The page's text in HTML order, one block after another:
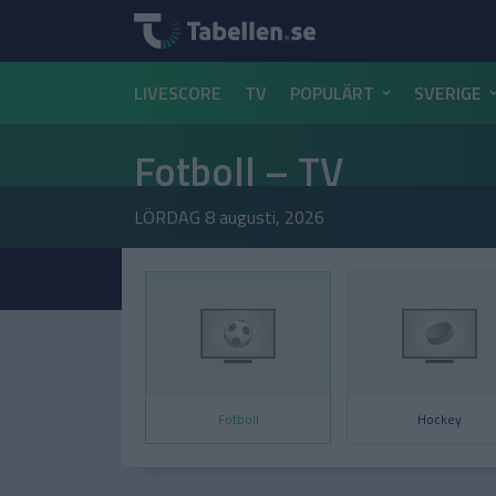
LIVESCORE TV POPULÄRT SVERIGE
Fotboll – TV
LÖRDAG 8 augusti, 2026
Fotboll Hockey